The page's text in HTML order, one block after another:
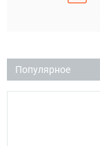
Популярное